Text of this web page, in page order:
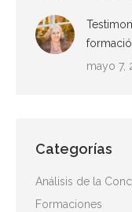
mayo 7,
Categorías
Análisis de la
Formaciones